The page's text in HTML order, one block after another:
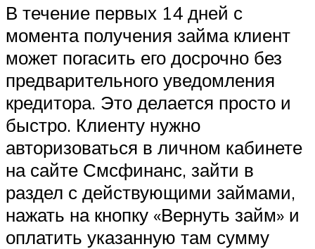
В течение первых 14 дней с
момента получения займа клиент
может погасить его досрочно без
предварительного уведомления
кредитора. Это делается просто и
быстро. Клиенту нужно
авторизоваться в личном кабинете
на сайте Смсфинанс, зайти в
раздел с действующими займами,
нажать на кнопку «Вернуть займ» и
оплатить указанную там сумму